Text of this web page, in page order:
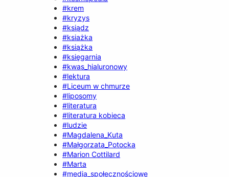
#krem
#kryzys
#ksiądz
#ksiażka
#książka
#księgarnia
#kwas_hialuronowy
#lektura
#Liceum w chmurze
#liposomy
#literatura
#literatura kobieca
#ludzie
#Magdalena_Kuta
#Małgorzata_Potocka
#Marion Cottilard
#Marta
#media_społecznościowe